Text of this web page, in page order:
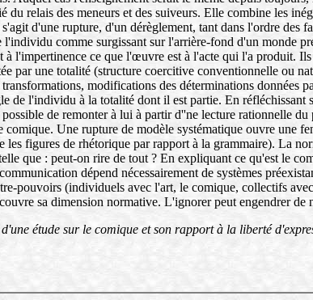
relais des meneurs et des suiveurs. Elle combine les
d'une rupture, d'un dérèglement, tant dans l'ordre
comme surgissant sur l'arrière-fond d'un monde
l'impertinence ce que l'œuvre est à l'acte qui l'a produit.
par une totalité (structure coercitive conventionnelle ou
modifications des déterminations données
de l'individu à la totalité dont il est partie. En
de remonter à lui à partir d''ne lecture rationnelle
Une rupture de modèle systématique ouvre une
figures de rhétorique par rapport à la grammaire). La
que : peut-on rire de tout ? En expliquant ce qu'est le
dépend nécessairement de systèmes
pouvoirs (individuels avec l'art, le comique, collectifs
sa dimension normative. L'ignorer peut engendrer
étude sur le comique et son rapport à la liberté